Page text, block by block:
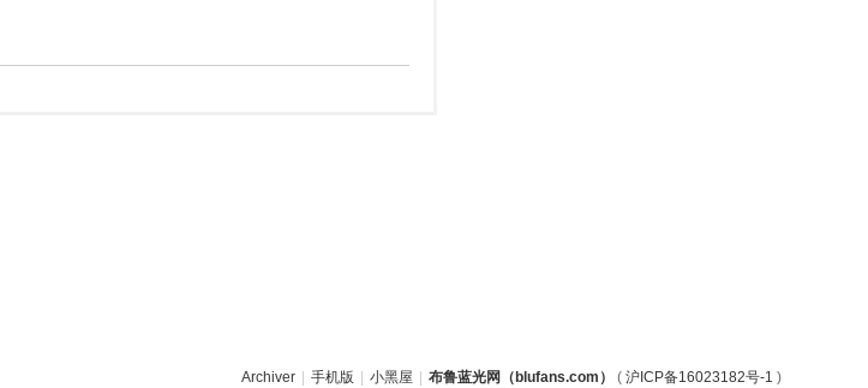
Archiver 手机版 小黑屋 布鲁蓝光网（blufans.com） ( 沪ICP备16023182号-1 )